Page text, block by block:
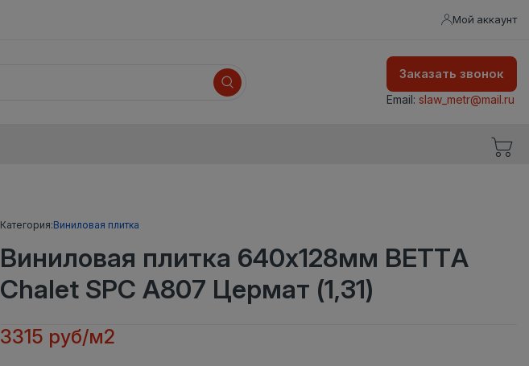
Мой аккаунт
Заказать звонок
Email: slaw_metr@mail.ru
Категория:Виниловая плитка
Виниловая плитка 640x128мм BETTA
Chalet SPC A807 Цермат (1,31)
3315 руб/м2